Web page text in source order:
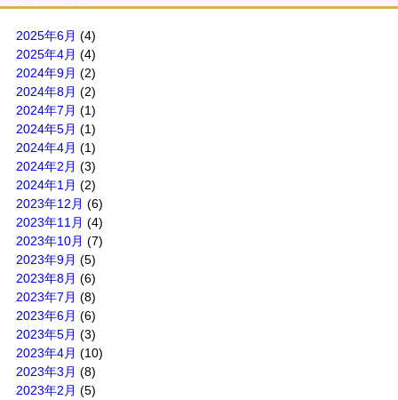
2025年6月 (4)
2025年4月 (4)
2024年9月 (2)
2024年8月 (2)
2024年7月 (1)
2024年5月 (1)
2024年4月 (1)
2024年2月 (3)
2024年1月 (2)
2023年12月 (6)
2023年11月 (4)
2023年10月 (7)
2023年9月 (5)
2023年8月 (6)
2023年7月 (8)
2023年6月 (6)
2023年5月 (3)
2023年4月 (10)
2023年3月 (8)
2023年2月 (5)